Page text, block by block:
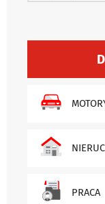
PRACA